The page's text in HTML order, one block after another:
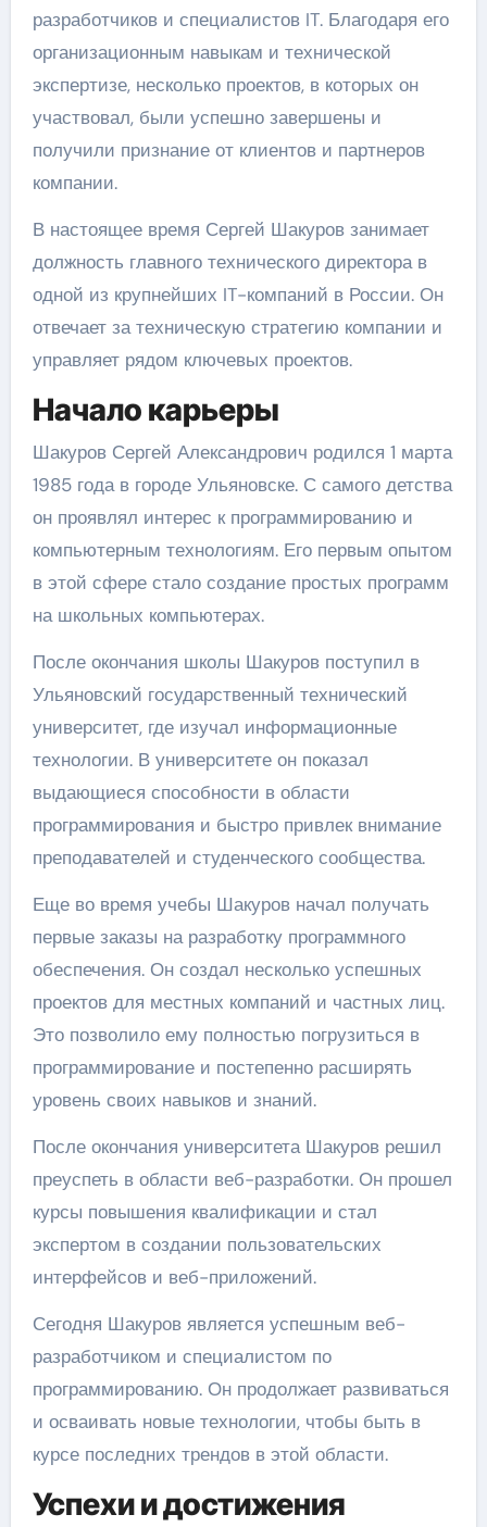
разработчиков и специалистов IT. Благодаря его
организационным навыкам и технической
экспертизе, несколько проектов, в которых он
участвовал, были успешно завершены и
получили признание от клиентов и партнеров
компании.
В настоящее время Сергей Шакуров занимает
должность главного технического директора в
одной из крупнейших IT-компаний в России. Он
отвечает за техническую стратегию компании и
управляет рядом ключевых проектов.
Начало карьеры
Шакуров Сергей Александрович родился 1 марта
1985 года в городе Ульяновске. С самого детства
он проявлял интерес к программированию и
компьютерным технологиям. Его первым опытом
в этой сфере стало создание простых программ
на школьных компьютерах.
После окончания школы Шакуров поступил в
Ульяновский государственный технический
университет, где изучал информационные
технологии. В университете он показал
выдающиеся способности в области
программирования и быстро привлек внимание
преподавателей и студенческого сообщества.
Еще во время учебы Шакуров начал получать
первые заказы на разработку программного
обеспечения. Он создал несколько успешных
проектов для местных компаний и частных лиц.
Это позволило ему полностью погрузиться в
программирование и постепенно расширять
уровень своих навыков и знаний.
После окончания университета Шакуров решил
преуспеть в области веб-разработки. Он прошел
курсы повышения квалификации и стал
экспертом в создании пользовательских
интерфейсов и веб-приложений.
Сегодня Шакуров является успешным веб-
разработчиком и специалистом по
программированию. Он продолжает развиваться
и осваивать новые технологии, чтобы быть в
курсе последних трендов в этой области.
Успехи и достижения